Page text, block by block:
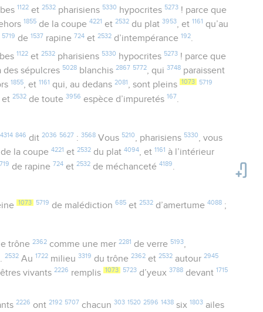
1122et 2532pharisiens 5330 hypocrites 5273! parce que
1855 de la coupe4221 et2532 du plat3953, et 1161 qu’au
5719 de 1537 rapine 724 et2532 d’intempérance 192.
1122et 2532pharisiens 5330 hypocrites 5273! parce que
des sépulcres 5028 blanchis2867 5772, qui3748 paraissent
1855, et 1161 qui, au dedans2081 , sont pleins 1073 5719
et2532 de toute3956 espèce d’impuretés 167
4314 846 dit 2036 5627 : 3568Vous 5210, pharisiens 5330, vous
de la coupe4221 et2532 du plat4094, et 1161 à l’intérieur
de rapine 724 et2532 de méchanceté4189
1073 5719 de malédiction 685et 2532d’amertume 4088;
le trône 2362comme une mer 2281 de verre 5193,
.2532 Au 1722 milieu3319 du trône2362 et2532 autour2945
êtres vivants2226 remplis 1073 5723 d’yeux3788 devant 1715
2226 ont 2192 5707 chacun 303 1520 2596 1438six 1803ailes